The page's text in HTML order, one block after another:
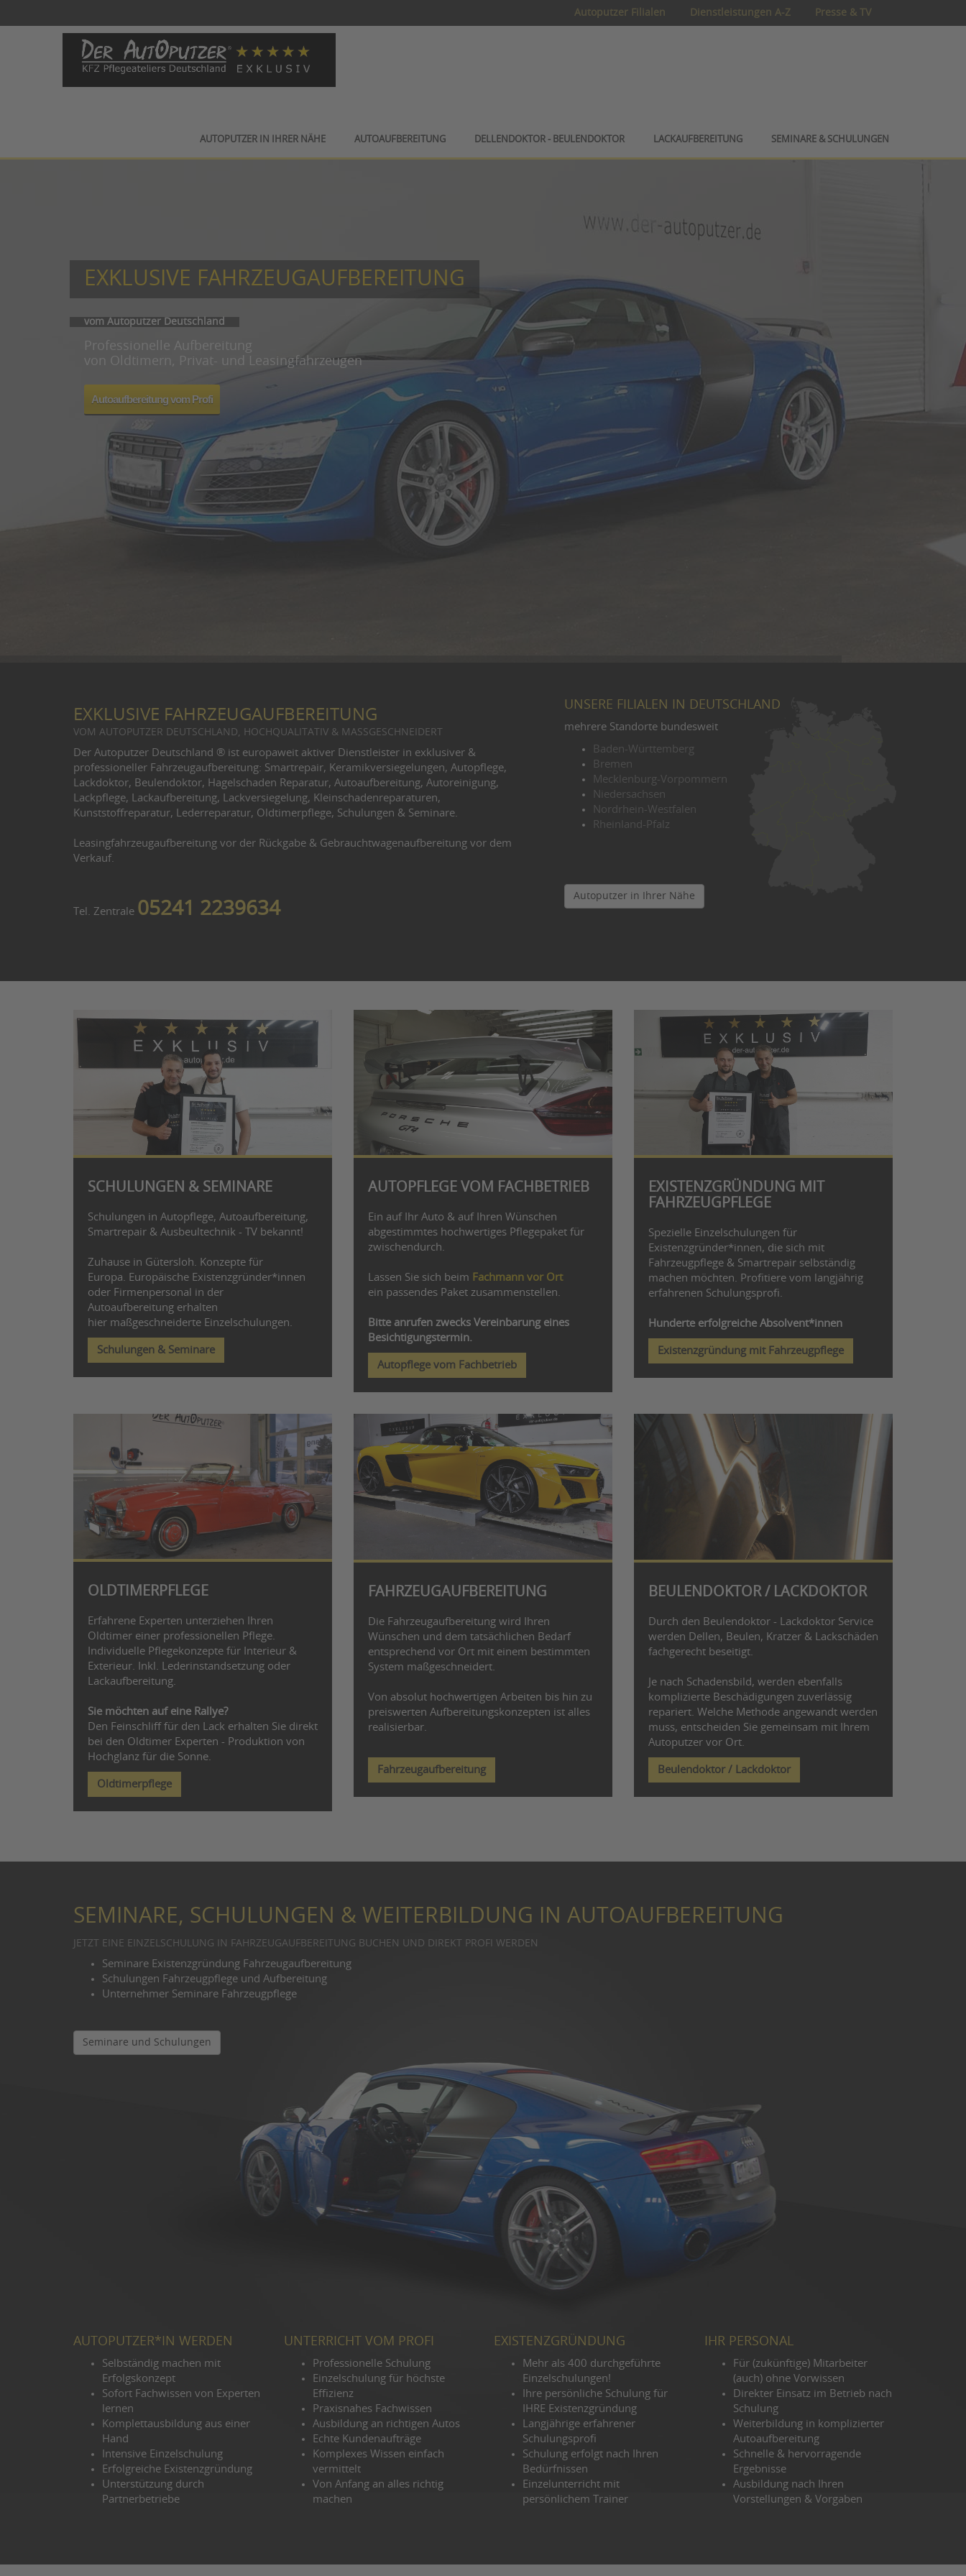
Autoputzer Filialen Dienstleistungen A-Z Presse & TV
AUTOPUTZER IN IHRER NÄHE AUTOAUFBEREITUNG DELLENDOKTOR - BEULENDOKTOR LACKAUFBEREITUNG SEMINARE & SCHULUNGEN
EXKLUSIVE FAHRZEUGAUFBEREITUNG
vom Autoputzer Deutschland
Professionelle Aufbereitung
von Oldtimern, Privat- und Leasingfahrzeugen
Autoaufbereitung vom Profi
EXKLUSIVE FAHRZEUGAUFBEREITUNG
VOM AUTOPUTZER DEUTSCHLAND, HOCHQUALITATIV & MASSGESCHNEIDERT
Der Autoputzer Deutschland ® ist europaweit aktiver Dienstleister in exklusiver &
professioneller Fahrzeugaufbereitung: Smartrepair, Keramikversiegelungen, Autopflege,
Lackdoktor, Beulendoktor, Hagelschaden Reparatur, Autoaufbereitung, Autoreinigung,
Lackpflege, Lackaufbereitung, Lackversiegelung, Kleinschadenreparaturen,
Kunststoffreparatur, Lederreparatur, Oldtimerpflege, Schulungen & Seminare.
Leasingfahrzeugaufbereitung vor der Rückgabe & Gebrauchtwagenaufbereitung vor dem
Verkauf.
Tel. Zentrale 05241 2239634
UNSERE FILIALEN IN DEUTSCHLAND
mehrere Standorte bundesweit
Baden-Württemberg
Bremen
Mecklenburg-Vorpommern
Niedersachsen
Nordrhein-Westfalen
Rheinland-Pfalz
Autoputzer in Ihrer Nähe
SCHULUNGEN & SEMINARE
Schulungen in Autopflege, Autoaufbereitung,
Smartrepair & Ausbeultechnik - TV bekannt!
Zuhause in Gütersloh. Konzepte für
Europa. Europäische Existenzgründer*innen
oder Firmenpersonal in der
Autoaufbereitung erhalten
hier maßgeschneiderte Einzelschulungen.
Schulungen & Seminare
AUTOPFLEGE VOM FACHBETRIEB
Ein auf Ihr Auto & auf Ihren Wünschen
abgestimmtes hochwertiges Pflegepaket für
zwischendurch.
Lassen Sie sich beim Fachmann vor Ort
ein passendes Paket zusammenstellen.
Bitte anrufen zwecks Vereinbarung eines
Besichtigungstermin.
Autopflege vom Fachbetrieb
EXISTENZGRÜNDUNG MIT
FAHRZEUGPFLEGE
Spezielle Einzelschulungen für
Existenzgründer*innen, die sich mit
Fahrzeugpflege & Smartrepair selbständig
machen möchten. Profitiere vom langjährig
erfahrenen Schulungsprofi.
Hunderte erfolgreiche Absolvent*innen
Existenzgründung mit Fahrzeugpflege
OLDTIMERPFLEGE
Erfahrene Experten unterziehen Ihren
Oldtimer einer professionellen Pflege.
Individuelle Pflegekonzepte für Interieur &
Exterieur. Inkl. Lederinstandsetzung oder
Lackaufbereitung.
Sie möchten auf eine Rallye?
Den Feinschliff für den Lack erhalten Sie direkt
bei den Oldtimer Experten - Produktion von
Hochglanz für die Sonne.
Oldtimerpflege
FAHRZEUGAUFBEREITUNG
Die Fahrzeugaufbereitung wird Ihren
Wünschen und dem tatsächlichen Bedarf
entsprechend vor Ort mit einem bestimmten
System maßgeschneidert.
Von absolut hochwertigen Arbeiten bis hin zu
preiswerten Aufbereitungskonzepten ist alles
realisierbar.
Fahrzeugaufbereitung
BEULENDOKTOR / LACKDOKTOR
Durch den Beulendoktor - Lackdoktor Service
werden Dellen, Beulen, Kratzer & Lackschäden
fachgerecht beseitigt.
Je nach Schadensbild, werden ebenfalls
komplizierte Beschädigungen zuverlässig
repariert. Welche Methode angewandt werden
muss, entscheiden Sie gemeinsam mit Ihrem
Autoputzer vor Ort.
Beulendoktor / Lackdoktor
SEMINARE, SCHULUNGEN & WEITERBILDUNG IN AUTOAUFBEREITUNG
JETZT EINE EINZELSCHULUNG IN FAHRZEUGAUFBEREITUNG BUCHEN UND DIREKT PROFI WERDEN
Seminare Existenzgründung Fahrzeugaufbereitung
Schulungen Fahrzeugpflege und Aufbereitung
Unternehmer Seminare Fahrzeugpflege
Seminare und Schulungen
AUTOPUTZER*IN WERDEN
Selbständig machen mit
Erfolgskonzept
Sofort Fachwissen von Experten
lernen
Komplettausbildung aus einer
Hand
Intensive Einzelschulung
Erfolgreiche Existenzgründung
Unterstützung durch
Partnerbetriebe
UNTERRICHT VOM PROFI
Professionelle Schulung
Einzelschulung für höchste
Effizienz
Praxisnahes Fachwissen
Ausbildung an richtigen Autos
Echte Kundenaufträge
Komplexes Wissen einfach
vermittelt
Von Anfang an alles richtig
machen
EXISTENZGRÜNDUNG
Mehr als 400 durchgeführte
Einzelschulungen!
Ihre persönliche Schulung für
IHRE Existenzgründung
Langjährige erfahrener
Schulungsprofi
Schulung erfolgt nach Ihren
Bedürfnissen
Einzelunterricht mit
persönlichem Trainer
IHR PERSONAL
Für (zukünftige) Mitarbeiter
(auch) ohne Vorwissen
Direkter Einsatz im Betrieb nach
Schulung
Weiterbildung in komplizierter
Autoaufbereitung
Schnelle & hervorragende
Ergebnisse
Ausbildung nach Ihren
Vorstellungen & Vorgaben